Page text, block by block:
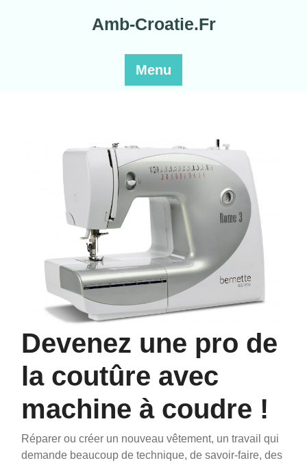
Amb-Croatie.Fr
Menu
Devenez une pro de
la coutûre avec
machine à coudre !
Réparer ou créer un nouveau vêtement, un travail qui
demande beaucoup de technique, de savoir-faire, des